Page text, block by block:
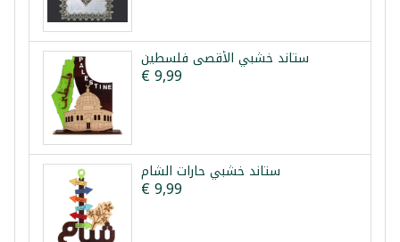
ستاند خشبي الأقصى فلسطين
€ 9,99
ستاند خشبي حارات الشام
€ 9,99